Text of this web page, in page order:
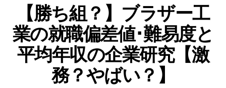
就
職
偏
差
値･
難
ー
【勝ち組？】ブラザー工
業の就職偏差値･難易度と
平均年収の企業研究【激
務？やばい？】